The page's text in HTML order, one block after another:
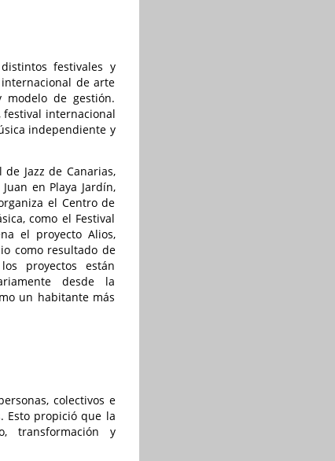
festivales y
de arte
de gestión.
festival internacional
independiente y
Jazz de Canarias,
en Playa Jardín,
el Centro de
como el Festival
el proyecto Alios,
como resultado de
proyectos están
desde la
un habitante más
colectivos e
Esto propició que la
transformación y